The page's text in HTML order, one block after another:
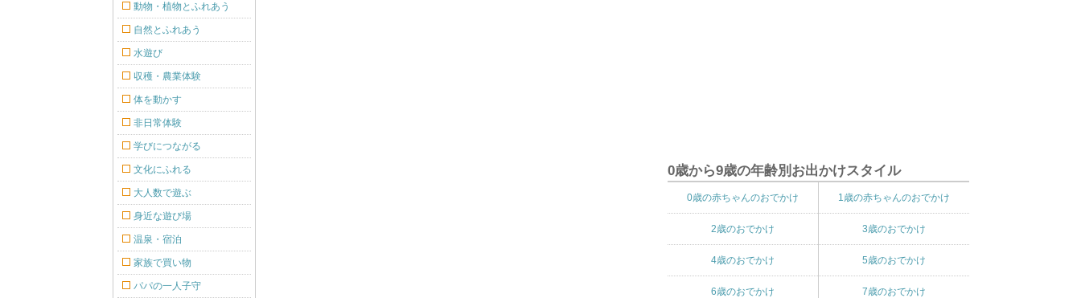
動物・植物とふれあう
自然とふれあう
水遊び
収穫・農業体験
体を動かす
非日常体験
学びにつながる
文化にふれる
大人数で遊ぶ
身近な遊び場
温泉・宿泊
家族で買い物
パパの一人子守
0歳から9歳の年齢別お出かけスタイル
0歳の赤ちゃんのおでかけ 1歳の赤ちゃんのおでかけ
2歳のおでかけ 3歳のおでかけ
4歳のおでかけ 5歳のおでかけ
6歳のおでかけ 7歳のおでかけ